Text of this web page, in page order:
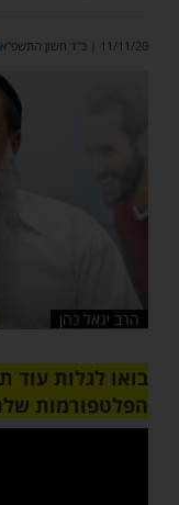
של אדם לדאוג
שלח לחבר